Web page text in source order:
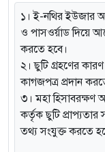
১। ই-নথির ইউজার
ও পাসওর্য়াড দিয়ে
করতে হবে।
২। ছুটি গ্রহণের কারণ
কাগজপত্র প্রদান
৩। মহা হিসাবরক্ষণ
কর্তৃক ছুটি প্রাপ্যতার
তথ্য সংযুক্ত করতে